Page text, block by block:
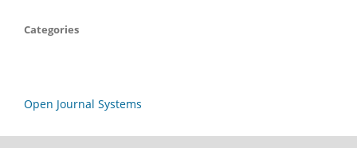
Categories
Open Journal Systems